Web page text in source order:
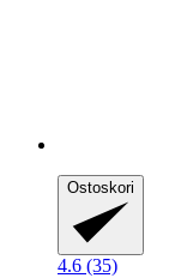
Ostoskori
4.6 (35)